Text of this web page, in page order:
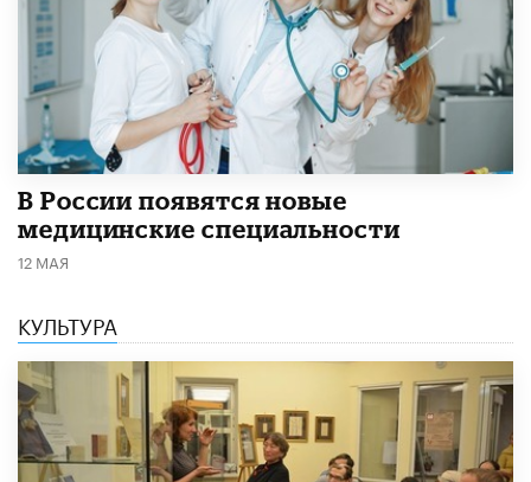
В России появятся новые
медицинские специальности
12 МАЯ
КУЛЬТУРА